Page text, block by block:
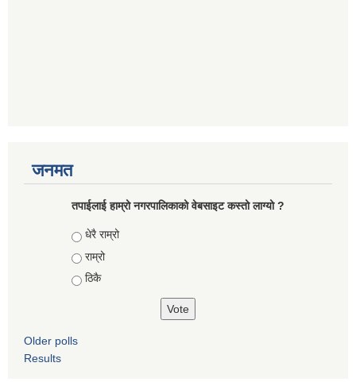
जनमत
तपाईलाई हाम्रो नगरपालिकाको वेबसाइट कस्तो लाग्यो ?
Choices
धेरै राम्रो
राम्रो
ठिकै
Older polls
Results